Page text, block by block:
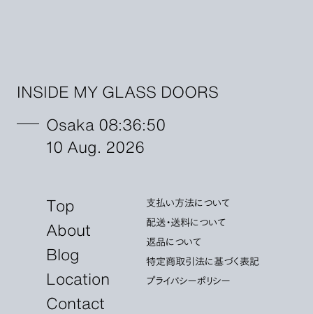
INSIDE MY GLASS DOORS
Osaka 08:36:51
10 Aug. 2026
Top
About
Blog
Location
Contact
支払い方法について
配送・送料について
返品について
特定商取引法に基づく表記
プライバシーポリシー